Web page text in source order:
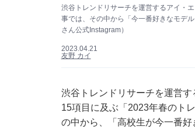
渋谷トレンドリサーチを運営するアイ・
事では、その中から「今一番好きなモデ
さん公式Instagram）
2023.04.21
友野 カイ
渋谷トレンドリサーチを運営
15項目に及ぶ「2023年春のト
の中から、「高校生が今一番好